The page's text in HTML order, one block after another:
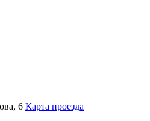
6 Карта проезда